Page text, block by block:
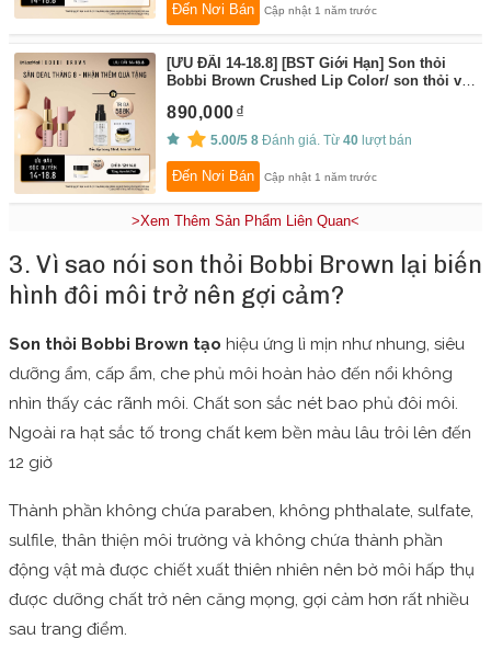
Đến Nơi Bán Cập nhật 1 năm trước
[ƯU ĐÃI 14-18.8] [BST Giới Hạn] Son thỏi
Bobbi Brown Crushed Lip Color/ son thỏi với
cao cho hiệu ứng lì mịn– sản phẩm trang
điểm bán chạy
By:Bobbi Brown
890,000
5.00/5 8 Đánh giá. Từ40 lượt bán
Đến Nơi Bán Cập nhật 1 năm trước
>Xem Thêm Sản Phẩm Liên Quan<
3. Vì sao nói son thỏi Bobbi Brown lại biến
hình đôi môi trở nên gợi cảm?
Son thỏi Bobbi Brown tạo hiệu ứng lì mịn như nhung, siêu
dưỡng ẩm, cấp ẩm, che phủ môi hoàn hảo đến nổi không
nhìn thấy các rãnh môi. Chất son sắc nét bao phủ đôi môi.
Ngoài ra hạt sắc tố trong chất kem bền màu lâu trôi lên đến
12 giờ
Thành phần không chứa paraben, không phthalate, sulfate,
sulfile, thân thiện môi trường và không chứa thành phần
động vật mà được chiết xuất thiên nhiên nên bờ môi hấp thụ
được dưỡng chất trở nên căng mọng, gợi cảm hơn rất nhiều
sau trang điểm.